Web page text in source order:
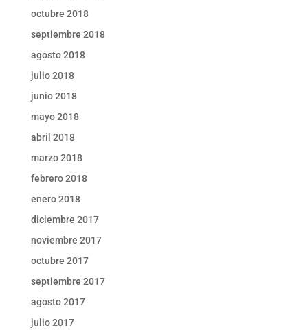
octubre 2018
septiembre 2018
agosto 2018
julio 2018
junio 2018
mayo 2018
abril 2018
marzo 2018
febrero 2018
enero 2018
diciembre 2017
noviembre 2017
octubre 2017
septiembre 2017
agosto 2017
julio 2017